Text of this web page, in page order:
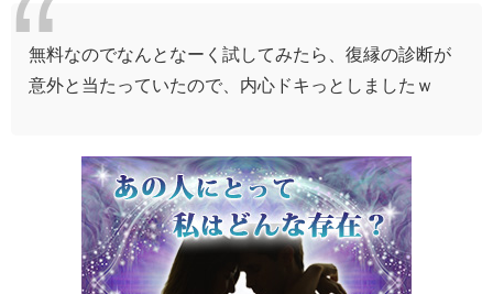
無料なのでなんとなーく試してみたら、 復縁の診断が
意外と当たっていたので、 内心ドキっとしましたｗ